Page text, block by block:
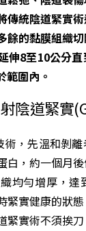
傳統陰道緊實
餘的黏膜組織
伸8至10公分直
範圍內。
陰道緊實
，先溫和剝
白，約一個月
均勻增厚，達
緊實健康的狀
緊實術不須挨